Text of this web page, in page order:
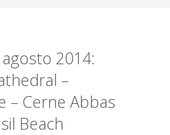
2014:
–
– Cerne Abbas
Beach